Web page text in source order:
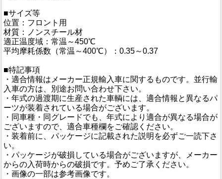
■サイズ等
位置：フロント用
材質：ノンスチール材
適正温度域：常温～450℃
平均摩耗係数（常温～400℃）：0.35～0.37
■特記事項
・適合情報はメーカー正規輸入車に関するものです。並行輸
入車の方は、別途お問い合わせ下さい。
・年式の過渡期に生産された車輌には、適合情報と異なるパ
ーツが装着されている場合がございます。
・同車種・同グレードでも、年式により適合が異なる場合が
ございますので、適合車種欄をご確認ください。
・装着前に、パッケージに記載された説明を必ずご一読下さ
い。
・パッケージが破損している場合がございますが、メーカー
からの入荷時からの破損です。予めご了承ください。
・画像の一部は参考画像です。